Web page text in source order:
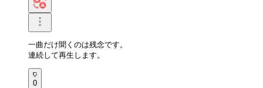
一曲だけ聞くのは残念です。
連続して再生します。
0